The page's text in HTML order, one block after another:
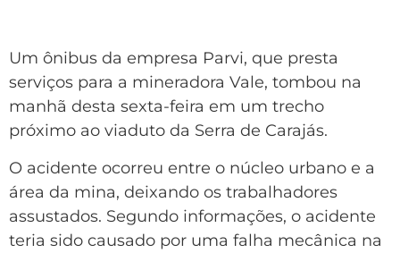
Um ônibus da empresa Parvi, que presta
serviços para a mineradora Vale, tombou na
manhã desta sexta-feira em um trecho
próximo ao viaduto da Serra de Carajás.
O acidente ocorreu entre o núcleo urbano e a
área da mina, deixando os trabalhadores
assustados. Segundo informações, o acidente
teria sido causado por uma falha mecânica na